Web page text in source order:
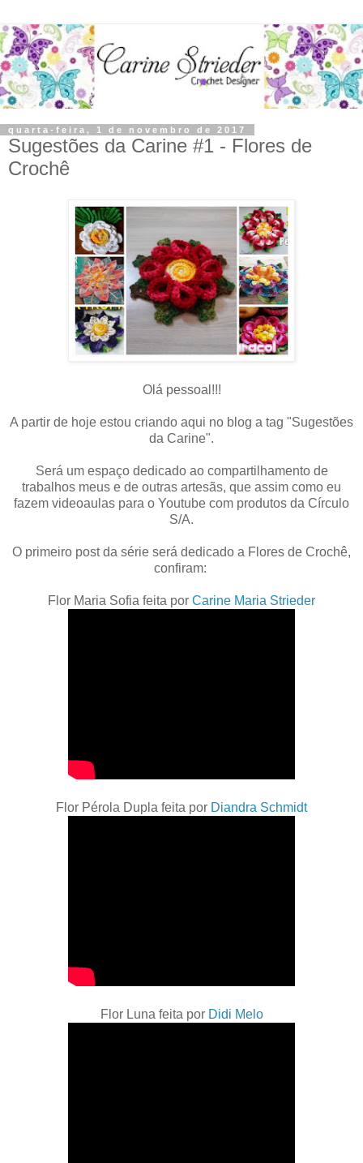
quarta-feira, 1 de novembro de 2017
Sugestões da Carine #1 - Flores de
Crochê
Olá pessoal!!!
A partir de hoje estou criando aqui no blog a tag "Sugestões
da Carine".
Será um espaço dedicado ao compartilhamento de
trabalhos meus e de outras artesãs, que assim como eu
fazem videoaulas para o Youtube com produtos da Círculo
S/A.
O primeiro post da série será dedicado a Flores de Crochê,
confiram:
Flor Maria Sofia feita por Carine Maria Strieder
Flor Pérola Dupla feita por Diandra Schmidt
Flor Luna feita por Didi Melo